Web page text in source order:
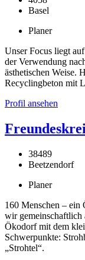
Basel
Planer
Unser Focus liegt
der Verwendung
ästhetischen Weise.
Recyclingbeton mit
Profil ansehen
38489
Beetzendorf
Planer
160 Menschen –
wir gemeinschaftlich
Ökodorf mit dem
Schwerpunkte:
„Strohtel“.